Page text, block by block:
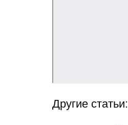
Другие статьи: